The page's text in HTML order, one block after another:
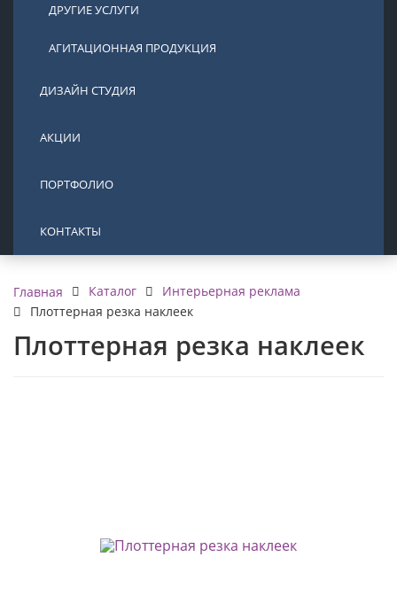
ДРУГИЕ УСЛУГИ
АГИТАЦИОННАЯ ПРОДУКЦИЯ
ДИЗАЙН СТУДИЯ
АКЦИИ
ПОРТФОЛИО
КОНТАКТЫ
Главная Каталог
Интерьерная реклама
Плоттерная резка наклеек
Плоттерная резка наклеек